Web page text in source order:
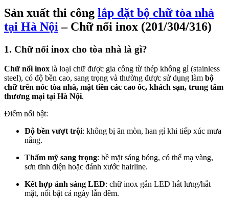
Sản xuất thi công lắp đặt bộ chữ tòa nhà
tại Hà Nội – Chữ nổi inox (201/304/316)
1. Chữ nổi inox cho tòa nhà là gì?
Chữ nổi inox là loại chữ được gia công từ thép không gỉ (stainless
steel), có độ bền cao, sang trọng và thường được sử dụng làm bộ
chữ trên nóc tòa nhà, mặt tiền các cao ốc, khách sạn, trung tâm
thương mại tại Hà Nội.
Điểm nổi bật:
Độ bền vượt trội: không bị ăn mòn, han gỉ khi tiếp xúc mưa
nắng.
Thẩm mỹ sang trọng: bề mặt sáng bóng, có thể mạ vàng,
sơn tĩnh điện hoặc đánh xước hairline.
Kết hợp ánh sáng LED: chữ inox gắn LED hắt lưng/hắt
mặt, nổi bật cả ngày lẫn đêm.